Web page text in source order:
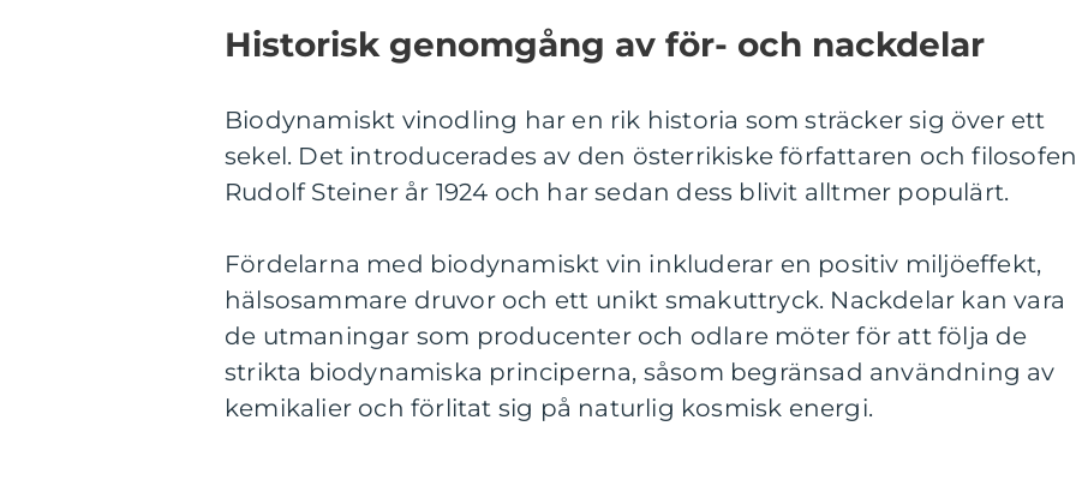
Historisk genomgång av för- och nackdelar
Biodynamiskt vinodling har en rik historia som sträcker sig över ett
sekel. Det introducerades av den österrikiske författaren och filosofen
Rudolf Steiner år 1924 och har sedan dess blivit alltmer populärt.
Fördelarna med biodynamiskt vin inkluderar en positiv miljöeffekt,
hälsosammare druvor och ett unikt smakuttryck. Nackdelar kan vara
de utmaningar som producenter och odlare möter för att följa de
strikta biodynamiska principerna, såsom begränsad användning av
kemikalier och förlitat sig på naturlig kosmisk energi.